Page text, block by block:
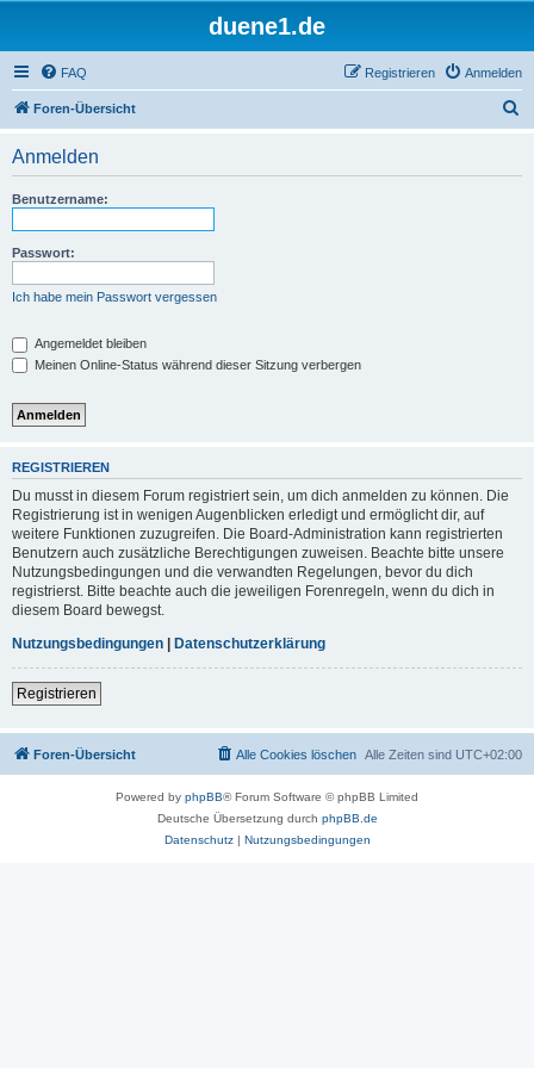
duene1.de
FAQ Anmelden
Registrieren
Foren-Übersicht
Anmelden
Benutzername:
Passwort:
Ich habe mein Passwort vergessen
Angemeldet bleiben
Meinen Online-Status während dieser Sitzung verbergen
REGISTRIEREN
Du musst in diesem Forum registriert sein, um dich anmelden zu können. Die
Registrierung ist in wenigen Augenblicken erledigt und ermöglicht dir, auf
weitere Funktionen zuzugreifen. Die Board-Administration kann registrierten
Benutzern auch zusätzliche Berechtigungen zuweisen. Beachte bitte unsere
Nutzungsbedingungen und die verwandten Regelungen, bevor du dich
registrierst. Bitte beachte auch die jeweiligen Forenregeln, wenn du dich in
diesem Board bewegst.
Nutzungsbedingungen | Datenschutzerklärung
Registrieren
Foren-Übersicht Alle Zeiten sind UTC+02:00
Alle Cookies löschen
Powered by phpBB® Forum Software © phpBB Limited
Deutsche Übersetzung durch phpBB.de
Datenschutz| Nutzungsbedingungen